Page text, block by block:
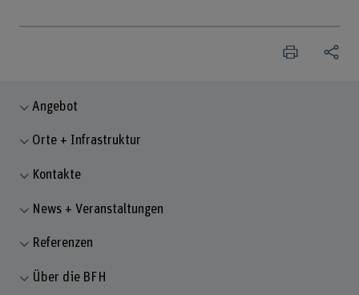
Angebot
Orte + Infrastruktur
Kontakte
News + Veranstaltungen
Referenzen
Über die BFH